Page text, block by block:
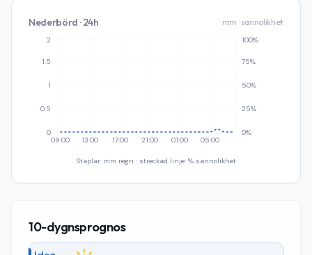
Nederbörd · 24h mm · sannolikhet
09:00 13:00 17:00 21:00 01:00 05:00
0
0.5
1
1.5
2
0%
25%
50%
75%
100%
Staplar: mm regn · streckad linje: % sannolikhet
10-dygnsprognos